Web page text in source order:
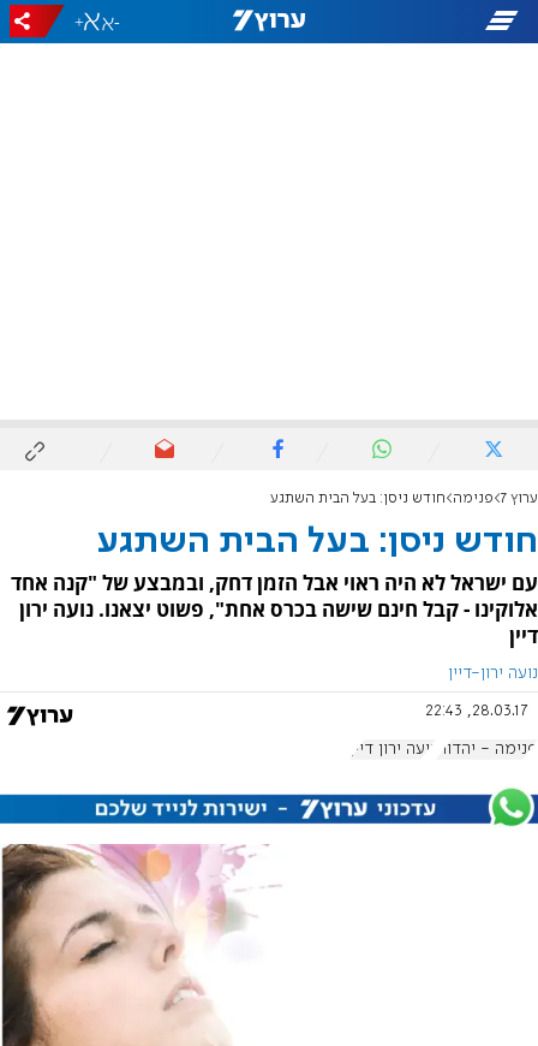
-
+
ערוץ 7 פנימה חודש ניסן: בעל הבית השתגע
חודש ניסן: בעל הבית השתגע
עם ישראל לא היה ראוי אבל הזמן דחק, ובמבצע של "קנה אחד
אלוקינו - קבל חינם שישה בכרס אחת", פשוט יצאנו. נועה ירון
דיין
נועה ירון-דיין
28.03.17, 22:43
פנימה - יהדות נועה ירון דיין